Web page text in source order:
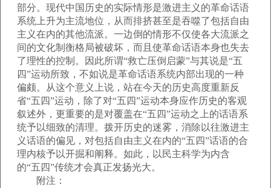
部分。现代中国历史的实际情形是激进主义的革命话语
系统上升为主流地位，从而排挤甚至是吞噬了包括自由
主义在内的其他流派。一边倒的情形不仅使各大流派之
间的文化制衡格局被破坏，而且使革命话语本身也失去
了理性的控制。因此所谓“救亡压倒启蒙”与其说是“五
四”运动所致，不如说是革命话语系统内部出现的一种
偏颇。从这个意义上说，站在今天的历史高度重新反
省“五四”运动，除了对“五四”运动本身应作历史的客观
叙述外，更重要的是对覆盖在“五四”运动之上的话语系
统予以细致的清理。拨开历史的迷雾，消除以往激进主
义话语的偏见，对包括自由主义在内的“五四”话语的合
理内核予以开掘和阐释。如此，以民主科学为内含
的“五四”传统才会真正发扬光大。
附注：